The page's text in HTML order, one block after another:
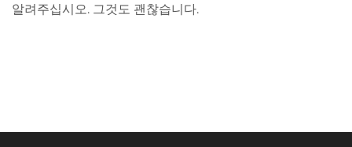
알려주십시오. 그것도 괜찮습니다.